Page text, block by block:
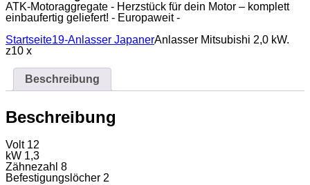
ATK-Motoraggregate - Herzstück für dein Motor – komplett
einbaufertig geliefert! - Europaweit -
Startseite19-Anlasser JapanerAnlasser Mitsubishi 2,0 kW.
z10 x
Beschreibung
Beschreibung
Volt 12
kW 1,3
Zähnezahl 8
Befestigungslöcher 2